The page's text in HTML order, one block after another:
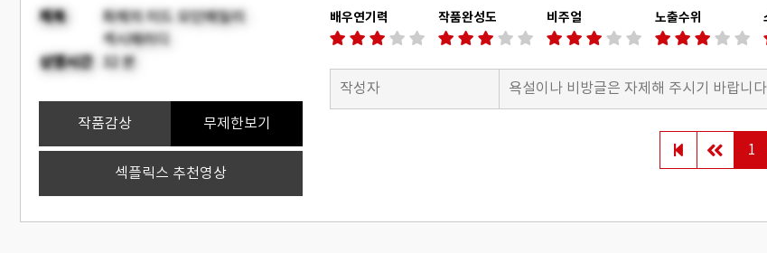
제목
화제의 미드 모던패밀리
섹시패러디
상영시간 32 분
작품감상 무제한보기
섹플릭스 추천영상
배우연기력 작품완성도 비주얼 노출수위
1